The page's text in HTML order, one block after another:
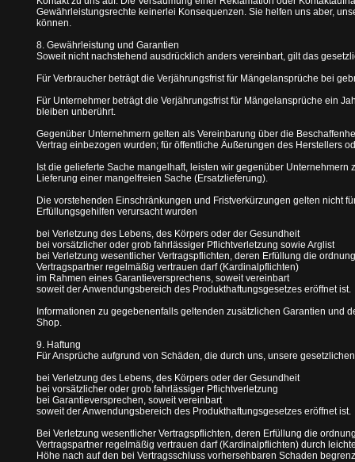
Gewährleistungsrechte keinerlei Konsequenzen. Sie helfen uns aber,
können.
8. Gewährleistung und Garantien
Soweit nicht nachstehend ausdrücklich anders vereinbart, gilt das
Für Verbraucher beträgt die Verjährungsfrist für Mängelansprüche bei
Für Unternehmer beträgt die Verjährungsfrist für Mängelansprüche ein
bleiben unberührt.
Gegenüber Unternehmern gelten als Vereinbarung über die
Vertrag einbezogen wurden; für öffentliche Äußerungen des Herstellers
Ist die gelieferte Sache mangelhaft, leisten wir gegenüber
Lieferung einer mangelfreien Sache (Ersatzlieferung).
Die vorstehenden Einschränkungen und Fristverkürzungen gelten nicht
Erfüllungsgehilfen verursacht wurden
bei Verletzung des Lebens, des Körpers oder der Gesundheit
bei vorsätzlicher oder grob fahrlässiger Pflichtverletzung sowie Arglist
bei Verletzung wesentlicher Vertragspflichten, deren Erfüllung die
Vertragspartner regelmäßig vertrauen darf (Kardinalpflichten)
im Rahmen eines Garantieversprechens, soweit vereinbart
soweit der Anwendungsbereich des Produkthaftungsgesetzes eröffnet ist.
Informationen zu gegebenenfalls geltenden zusätzlichen Garantien
Shop.
9. Haftung
Für Ansprüche aufgrund von Schäden, die durch uns, unsere
bei Verletzung des Lebens, des Körpers oder der Gesundheit
bei vorsätzlicher oder grob fahrlässiger Pflichtverletzung
bei Garantieversprechen, soweit vereinbart
soweit der Anwendungsbereich des Produkthaftungsgesetzes eröffnet ist.
Bei Verletzung wesentlicher Vertragspflichten, deren Erfüllung die
Vertragspartner regelmäßig vertrauen darf (Kardinalpflichten) durch
Höhe nach auf den bei Vertragsschluss vorhersehbaren Schaden